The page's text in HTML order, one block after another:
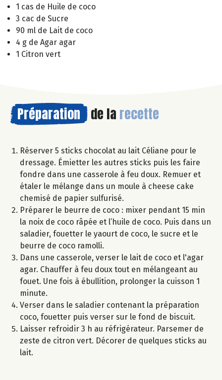
1 cas de Huile de coco
3 cac de Sucre
90 ml de Lait de coco
4 g de Agar agar
1 Citron vert
Préparation de la recette
Réserver 5 sticks chocolat au lait Céliane pour le
dressage. Émietter les autres sticks puis les faire
fondre dans une casserole à feu doux. Remuer et
étaler le mélange dans un moule à cheese cake
chemisé de papier sulfurisé.
Préparer le beurre de coco : mixer pendant 15 min
la noix de coco râpée et l’huile de coco. Puis dans un
saladier, fouetter le yaourt de coco, le sucre et le
beurre de coco ramolli.
Dans une casserole, verser le lait de coco et l'agar
agar. Chauffer à feu doux tout en mélangeant au
fouet. Une fois à ébullition, prolonger la cuisson 1
minute.
Verser dans le saladier contenant la préparation
coco, fouetter puis verser sur le fond de biscuit.
Laisser refroidir 3 h au réfrigérateur. Parsemer de
zeste de citron vert. Décorer de quelques sticks au
lait.